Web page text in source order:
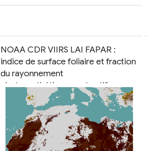
NOAA CDR VIIRS LAI FAPAR :
indice de surface foliaire et fraction
du rayonnement
photosynthétiquement actif
absorbé, version 1